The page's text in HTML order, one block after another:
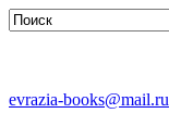
evrazia-books@mail.ru